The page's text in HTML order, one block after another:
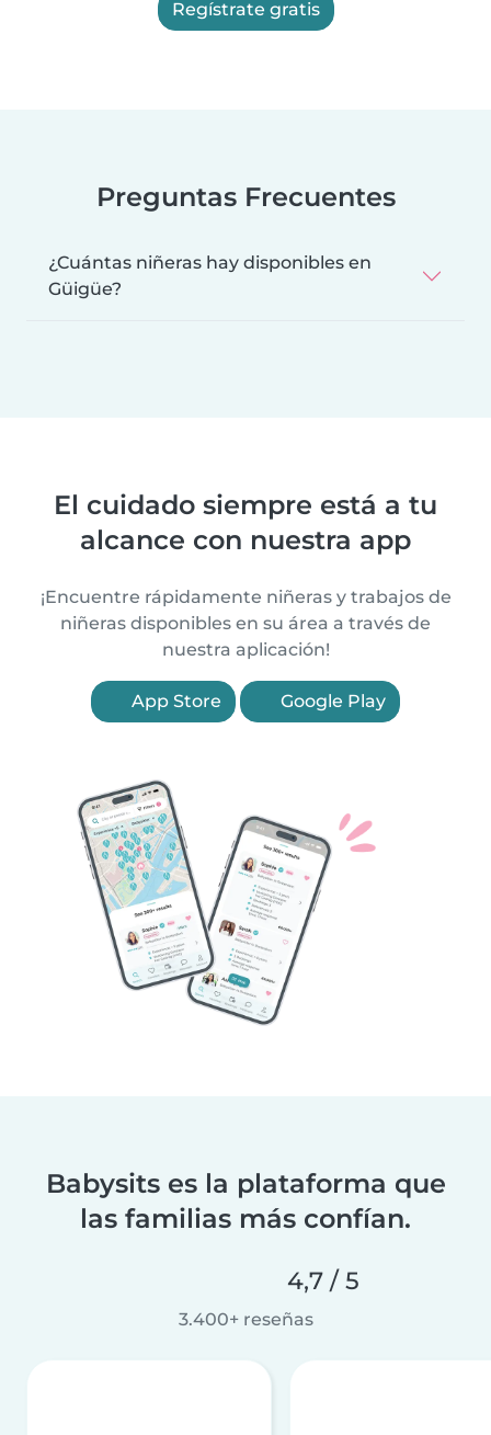
Regístrate gratis
Preguntas Frecuentes
¿Cuántas niñeras hay disponibles en
Güigüe?
El cuidado siempre está a tu
alcance con nuestra app
¡Encuentre rápidamente niñeras y trabajos de
niñeras disponibles en su área a través de
nuestra aplicación!
App Store Google Play
Babysits es la plataforma que
las familias más confían.
4,7 / 5
3.400+ reseñas